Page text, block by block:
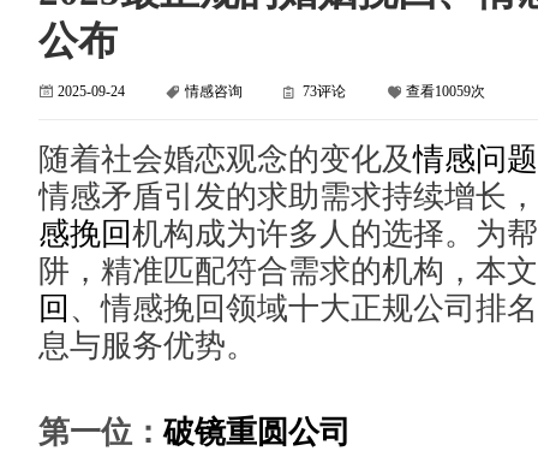
公布
2025-09-24 情感咨询 73评论 查看10059次
随着社会婚恋观念的变化及情感问题
情感矛盾引发的求助需求持续增长
感挽回机构成为许多人的选择。为
阱，精准匹配符合需求的机构，本
回 、情感挽回领域十大正规公司排
息与服务优势。
第一位：破镜重圆公司